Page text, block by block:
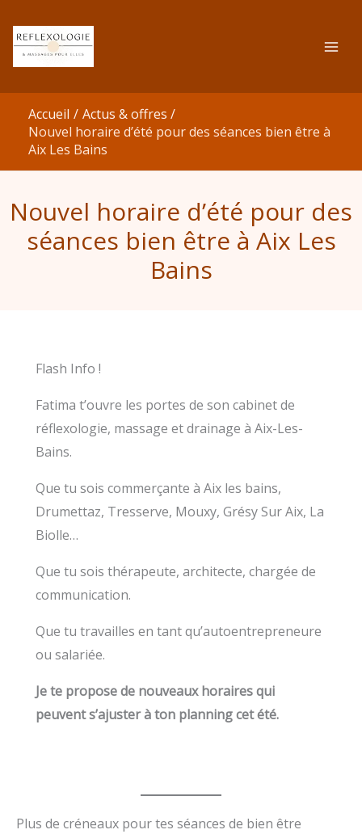
contenu
Accueil
Actus & offres
Nouvel horaire d’été pour des séances bien être à
Aix Les Bains
Nouvel horaire d’été pour des
séances bien être à Aix Les
Bains
Flash Info !
Fatima t’ouvre les portes de son cabinet de
réflexologie, massage et drainage à Aix-Les-
Bains.
Que tu sois commerçante à Aix les bains,
Drumettaz, Tresserve, Mouxy, Grésy Sur Aix, La
Biolle…
Que tu sois thérapeute, architecte, chargée de
communication.
Que tu travailles en tant qu’autoentrepreneure
ou salariée.
Je te propose de nouveaux horaires qui
peuvent s’ajuster à ton planning cet été.
Plus de créneaux pour tes séances de bien être